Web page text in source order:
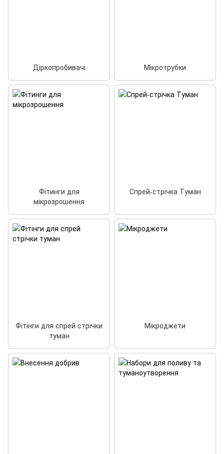
Діркопробивачі Мікротрубки
Фітинги для
мікрозрошення
Спрей-стрічка Туман
Фітінги для спрей стрічки
туман
Мікроджети